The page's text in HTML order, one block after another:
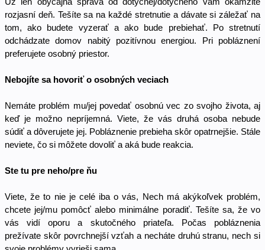
Už len obyčajná správa od dotyčnej/dotyčného vám okamžite
rozjasní deň. Tešíte sa na každé stretnutie a dávate si záležať na
tom, ako budete vyzerať a ako bude prebiehať. Po stretnutí
odchádzate domov nabitý pozitívnou energiou. Pri pobláznení
preferujete osobný priestor.
Nebojíte sa hovoriť o osobných veciach
Nemáte problém mu/jej povedať osobnú vec zo svojho života, aj
keď je možno nepríjemná. Viete, že vás druhá osoba nebude
súdiť a dôverujete jej. Pobláznenie prebieha skôr opatrnejšie. Stále
neviete, čo si môžete dovoliť a aká bude reakcia.
Ste tu pre neho/pre ňu
Viete, že to nie je celé iba o vás, Nech má akýkoľvek problém,
chcete jej/mu pomôcť alebo minimálne poradiť. Tešíte sa, že vo
vás vidí oporu a skutočného priateľa. Počas pobláznenia
prežívate skôr povrchnejší vzťah a necháte druhú stranu, nech si